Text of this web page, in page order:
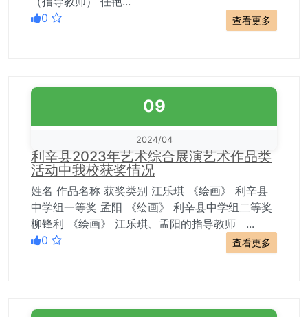
0
查看更多
09
2024/04
利辛县2023年艺术综合展演艺术作品类
活动中我校获奖情况
姓名 作品名称 获奖类别 江乐琪 《绘画》 利辛县
中学组一等奖 孟阳 《绘画》 利辛县中学组二等奖
柳锋利 《绘画》 江乐琪、孟阳的指导教师 ...
0
查看更多